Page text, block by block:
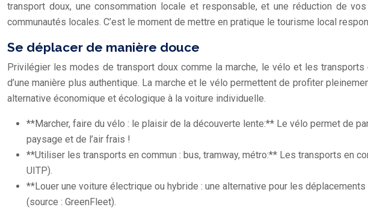
transport doux, une consommation locale et responsable, et une réduction de
communautés locales. C’est le moment de mettre en pratique le tourisme local
Se déplacer de manière douce
Privilégier les modes de transport doux comme la marche, le vélo et les
d’une manière plus authentique. La marche et le vélo permettent de profiter
alternative économique et écologique à la voiture individuelle.
**Marcher, faire du vélo : le plaisir de la découverte lente:** Le vélo permet de
paysage et de l’air frais !
**Utiliser les transports en commun : bus, tramway, métro:** Les transports en
UITP).
**Louer une voiture électrique ou hybride : une alternative pour les
(source : GreenFleet).